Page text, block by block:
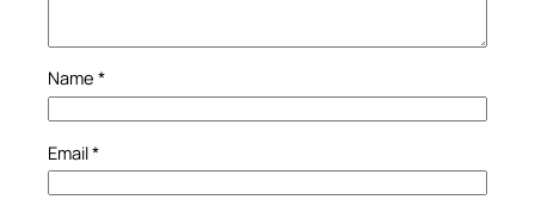
Name *
Email*